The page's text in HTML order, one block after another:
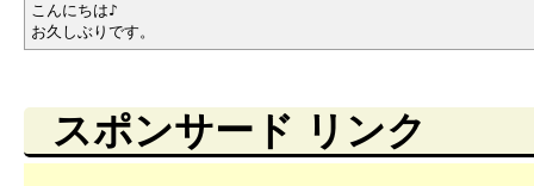
こんにちは♪
お久しぶりです。
スポンサード リンク